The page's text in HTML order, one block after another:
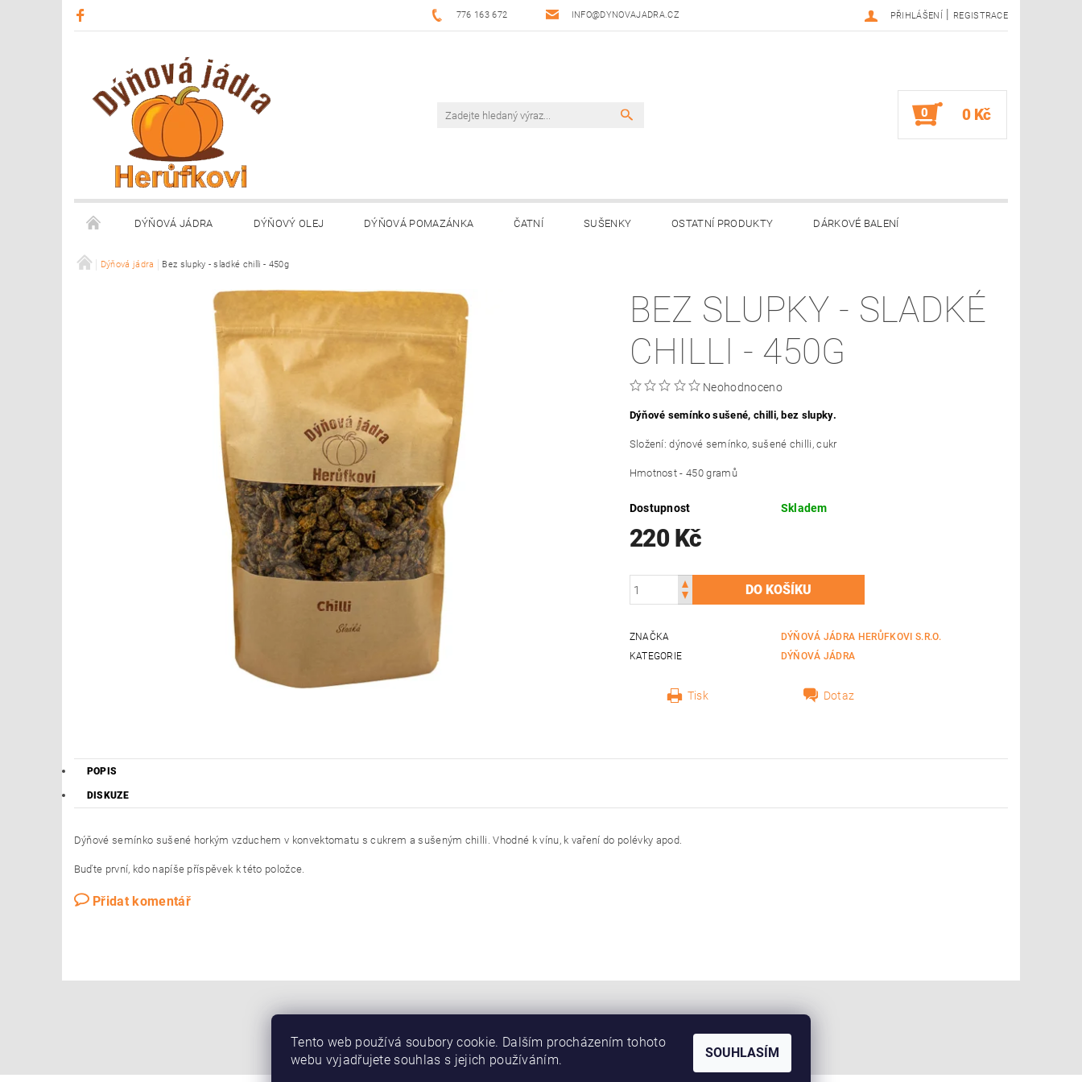
776 163 672 INFO@DYNOVAJADRA.CZ PŘIHLÁŠENÍ | REGISTRACE
0 0 Kč
DÝŇOVÁ JÁDRA DÝŇOVÝ OLEJ DÝŇOVÁ POMAZÁNKA ČATNÍ SUŠENKY OSTATNÍ PRODUKTY DÁRKOVÉ BALENÍ
OBCHODNÍ PODMÍNKY OCENĚNÍ
Dýňová jádra Bez slupky - sladké chilli - 450g
BEZ SLUPKY - SLADKÉ
CHILLI - 450G
Neohodnoceno
Dýňové semínko sušené, chilli, bez slupky.
Složení: dýnové semínko, sušené chilli, cukr
Hmotnost - 450 gramů
Dostupnost Skladem
220 Kč
ZNAČKA
DÝŇOVÁ JÁDRA HERŮFKOVI S.R.O.
KATEGORIE
DÝŇOVÁ JÁDRA
Tisk Dotaz
POPIS
DISKUZE
Dýňové semínko sušené horkým vzduchem v konvektomatu s cukrem a sušeným chilli. Vhodné k vínu, k vaření do polévky apod.
Buďte první, kdo napíše příspěvek k této položce.
Přidat komentář
Náš web
Tento web používá soubory cookie. Dalším procházením tohoto
webu vyjadřujete souhlas s jejich používáním.
SOUHLASÍM